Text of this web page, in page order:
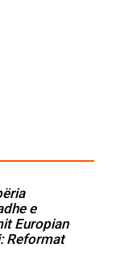
e
Europian
Reformat